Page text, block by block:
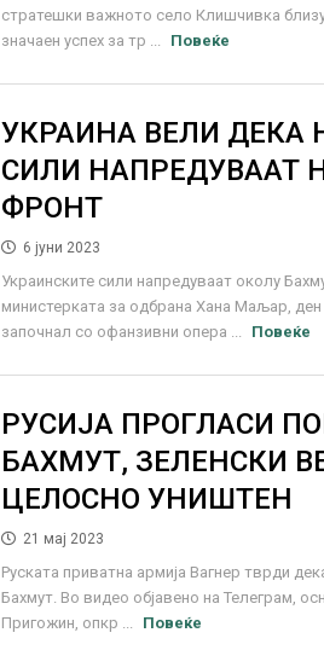
стратешки важното село Клишчивка
значаен успех за тр ...
Повеќе
УКРАИНА ВЕЛИ ДЕКА
СИЛИ НАПРЕДУВААТ
ФРОНТ
6 јуни 2023
Украинските сили напредуваат околу
министерката за одбрана Хана Маљар,
започнал со офанзивни опера ...
Повеќе
РУСИЈА ПРОГЛАСИ
БАХМУТ, ЗЕЛЕНСКИ
ЦЕЛОСНО УНИШТЕН
21 мај 2023
Руската приватна армија Вагнер тврди
Бахмут. Во видео објавено на Телеграм,
Пригожин, опкр ...
Повеќе